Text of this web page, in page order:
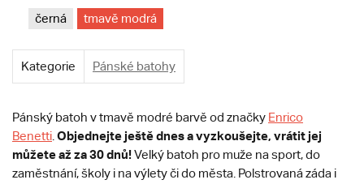
černá tmavě modrá
Kategorie Pánské batohy
Pánský batoh v tmavě modré barvě od značky Enrico
Benetti Objednejte ještě dnes a vyzkoušejte, vrátit jej
můžete až za 30 dnů!Velký batoh pro muže na sport, do
zaměstnání, školy i na výlety či do města. Polstrovaná záda i